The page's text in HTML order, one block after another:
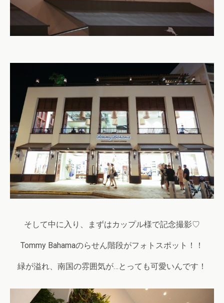
そして中に入り、まずはカップル様で記念撮影♡
Tommy Bahamaのらせん階段がフォトスポット！！
緑が溢れ、南国の雰囲気が…とっても可愛いんです！